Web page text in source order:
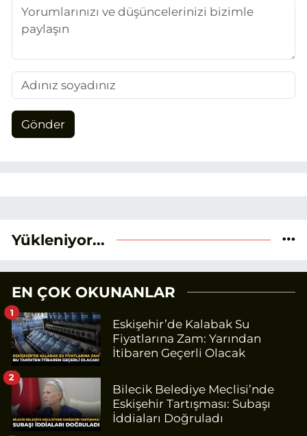
Gönder
Yükleniyor...
EN ÇOK OKUNANLAR
Eskişehir’de Kalabak Su
Fiyatlarına Zam: Yarından
İtibaren Geçerli Olacak
1
Bilecik Belediye Meclisi’nde
Eskişehir Tartışması: Subaşı
İddiaları Doğruladı
2